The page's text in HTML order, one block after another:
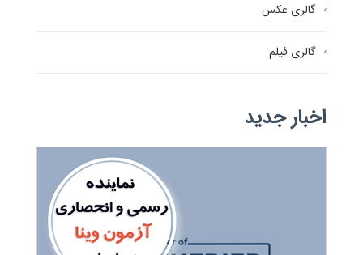
گالری عکس
گالری فیلم
اخبار جدید